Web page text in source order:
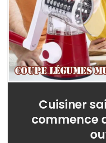
Cuisiner
commence